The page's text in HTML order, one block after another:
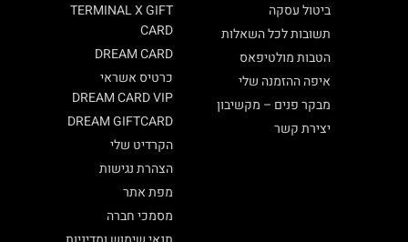
TERMINAL X GIFT
CARD
DREAM CARD
כרטיס אשראי
DREAM CARD VIP
DREAM GIFTCARD
הקרדיט שלי
הצהרת נגישות
מפת אתר
מסמכי חברה
ביטול עסקה
תשובות לכל השאלות
הטבות מולטיפאס
איפה ההזמנה שלי
מבקר פנים – מקשיבון
יצירת קשר